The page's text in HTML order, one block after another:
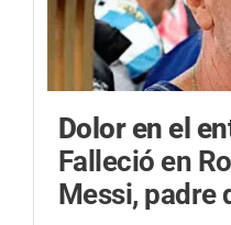
Dolor en el
Falleció en
Messi, padre